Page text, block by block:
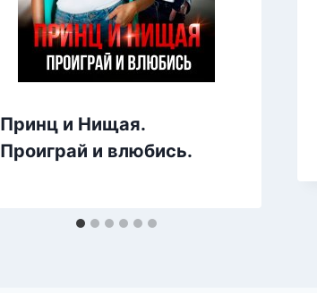
Принц и Нищая.
Проиграй и влюбись.